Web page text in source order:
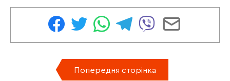
Попередня сторінка